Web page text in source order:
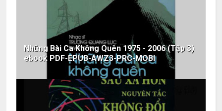
Những Bài Ca Không Quên 1975 - 2006 (Tập 3)
ebook PDF-EPUB-AWZ3-PRC-MOBI